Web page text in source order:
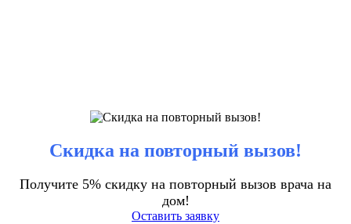
Скидка на повторный вызов!
Получите 5% скидку на повторный вызов врача на
дом!
Оставить заявку